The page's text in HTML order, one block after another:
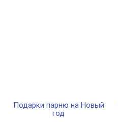
Подарки парню на Новый
год